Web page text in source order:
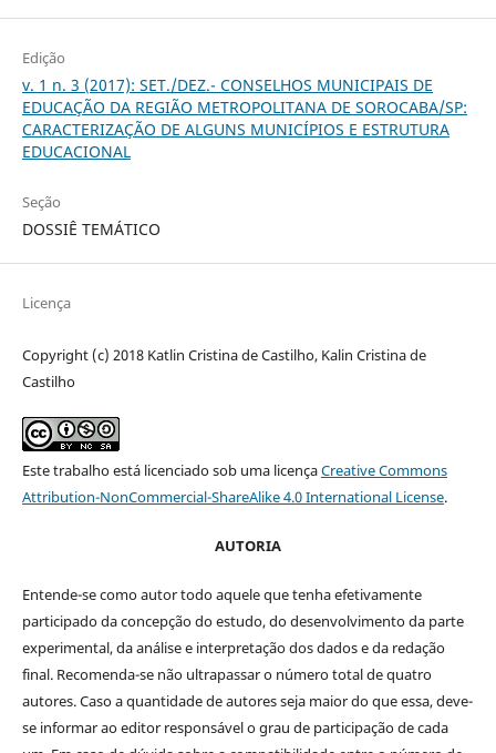
Edição
v. 1 n. 3 (2017): SET./DEZ.- CONSELHOS MUNICIPAIS DE
EDUCAÇÃO DA REGIÃO METROPOLITANA DE SOROCABA/SP:
CARACTERIZAÇÃO DE ALGUNS MUNICÍPIOS E ESTRUTURA
EDUCACIONAL
Seção
DOSSIÊ TEMÁTICO
Licença
Copyright (c) 2018 Katlin Cristina de Castilho, Kalin Cristina de
Castilho
Este trabalho está licenciado sob uma licençaCreative Commons
Attribution-NonCommercial-ShareAlike 4.0 International License.
AUTORIA
Entende-se como autor todo aquele que tenha efetivamente
participado da concepção do estudo, do desenvolvimento da parte
experimental, da análise e interpretação dos dados e da redação
final. Recomenda-se não ultrapassar o número total de quatro
autores. Caso a quantidade de autores seja maior do que essa, deve-
se informar ao editor responsável o grau de participação de cada